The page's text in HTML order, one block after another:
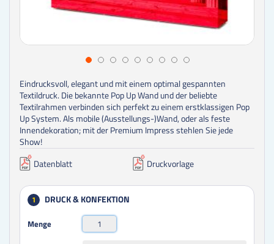
Eindrucksvoll, elegant und mit einem optimal gespannten
Textildruck. Die bekannte Pop Up Wand und der beliebte
Textilrahmen verbinden sich perfekt zu einem erstklassigen Pop
Up System. Als mobile (Ausstellungs-)Wand, oder als feste
Innendekoration; mit der Premium Impress stehlen Sie jede
Show!
Datenblatt
Druckvorlage
1 DRUCK & KONFEKTION
Menge